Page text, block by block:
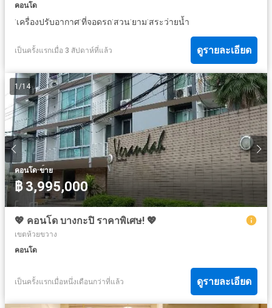
คอนโด
·เครื่องปรับอากาศ·ที่จอดรถ·สวน·ยาม·สระว่ายน้ำ
เป็นครั้งแรกเมื่อ 3 สัปดาห์ที่แล้ว ดูรายละเอียด
1/14
คอนโด·ขาย
฿ 3,995,000
💖 คอนโด บางกะปิ ราคาพิเศษ! 💖
เขตห้วยขวาง
คอนโด
เป็นครั้งแรกเมื่อหนึ่งเดือนกว่าที่แล้ว ดูรายละเอียด